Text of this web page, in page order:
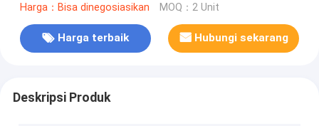
Harga：Bisa dinegosiasikan MOQ：2 Unit
Harga terbaik Hubungi sekarang
Deskripsi Produk